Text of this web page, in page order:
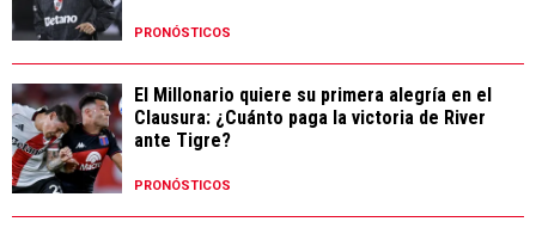
PRONÓSTICOS
El Millonario quiere su primera alegría en el
Clausura: ¿Cuánto paga la victoria de River
ante Tigre?
PRONÓSTICOS